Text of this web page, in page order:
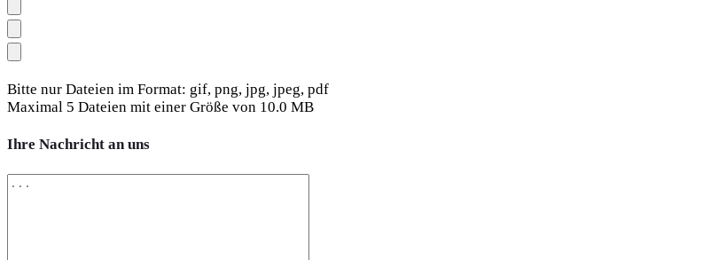
Bitte nur Dateien im Format: gif, png, jpg, jpeg, pdf
Maximal 5 Dateien mit einer Größe von 10.0 MB
Ihre Nachricht an uns